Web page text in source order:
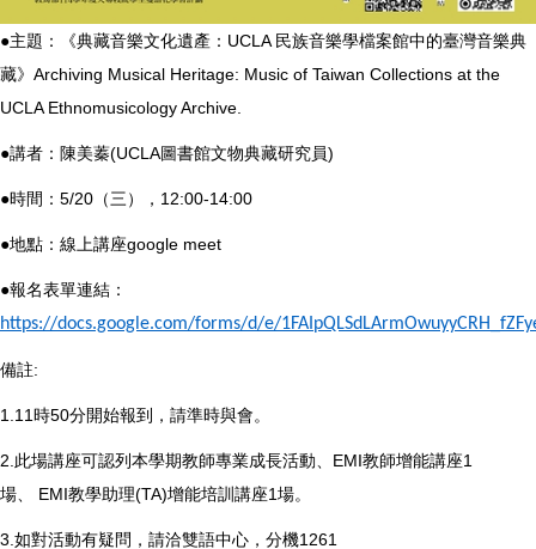
●主題：《典藏音樂文化遺產：UCLA 民族音樂學檔案館中的臺灣音樂典
藏》Archiving Musical Heritage: Music of Taiwan Collections at the
UCLA Ethnomusicology Archive.
●講者：陳美蓁(UCLA圖書館文物典藏研究員)
●時間：5/20（三），12:00-14:00
●地點：線上講座google meet
●報名表單連結：
https://docs.google.com/forms/d/e/
備註:
1.11時50分開始報到，請準時與會。
2.此場講座可認列本學期教師專業成長活動、EMI教師增能講座1
場、 EMI教學助理(TA)增能培訓講座1場。
3.如對活動有疑問，請洽雙語中心，分機1261